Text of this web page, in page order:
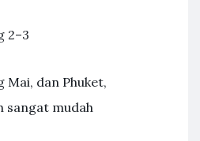
2–3
Mai, dan Phuket,
sangat mudah